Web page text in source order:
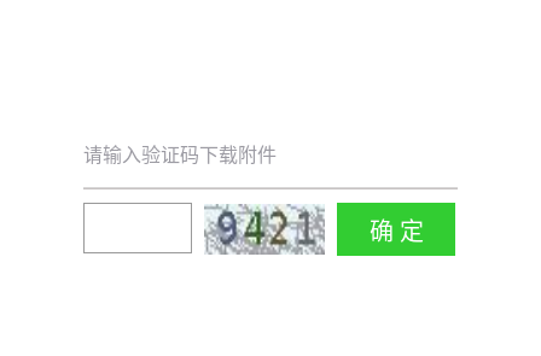
请输入验证码下载附件